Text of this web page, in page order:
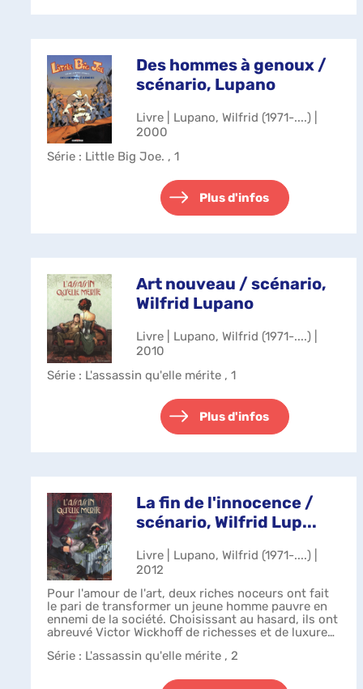
Des hommes à genoux /
scénario, Lupano
Livre | Lupano, Wilfrid (1971-....) |
2000
Série : Little Big Joe. , 1
Plus d'infos
Art nouveau / scénario,
Wilfrid Lupano
Livre | Lupano, Wilfrid (1971-....) |
2010
Série : L'assassin qu'elle mérite , 1
Plus d'infos
La fin de l'innocence /
scénario, Wilfrid Lup...
Livre | Lupano, Wilfrid (1971-....) |
2012
Pour l'amour de l'art, deux riches noceurs ont fait
le pari de transformer un jeune homme pauvre en
ennemi de la société. Choisissant au hasard, ils ont
abreuvé Victor Wickhoff de richesses et de luxure
Série : L'assassin qu'elle mérite , 2